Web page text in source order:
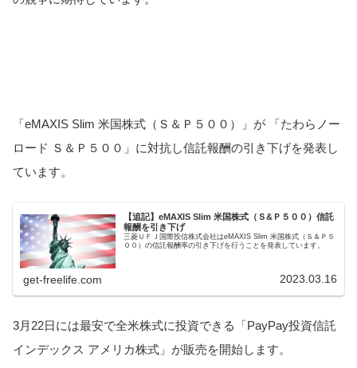
「eMAXIS Slim 米国株式（Ｓ＆Ｐ５００）」が 「たわらノー
ロード Ｓ＆Ｐ５００」に対抗し信託報酬の引き下げを発表し
ています。
【追記】eMAXIS Slim 米国株式（Ｓ&Ｐ５００）信託
報酬を引き下げ
三菱ＵＦＪ国際投信株式会社はeMAXIS Slim 米国株式（Ｓ＆Ｐ５
００）の信託報酬率の引き下げを行うことを発表しています。
get-freelife.com 2023.03.16
3月22日には最安で全米株式に投資できる「PayPay投資信託
インデックス アメリカ株式」が販売を開始します。